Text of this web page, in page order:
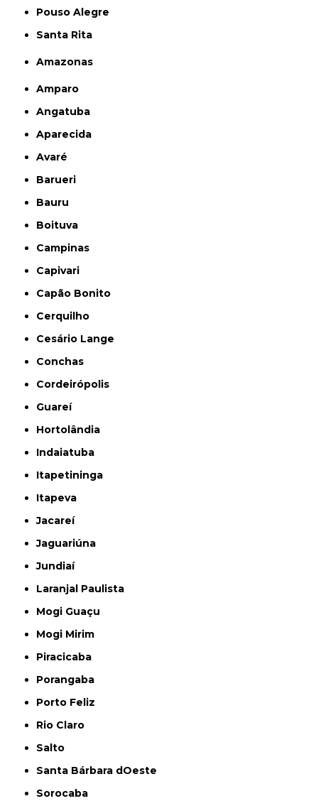
Pouso Alegre
Santa Rita
Amazonas
Amparo
Angatuba
Aparecida
Avaré
Barueri
Bauru
Boituva
Campinas
Capivari
Capão Bonito
Cerquilho
Cesário Lange
Conchas
Cordeirópolis
Guareí
Hortolândia
Indaiatuba
Itapetininga
Itapeva
Jacareí
Jaguariúna
Jundiaí
Laranjal Paulista
Mogi Guaçu
Mogi Mirim
Piracicaba
Porangaba
Porto Feliz
Rio Claro
Salto
Santa Bárbara dOeste
Sorocaba